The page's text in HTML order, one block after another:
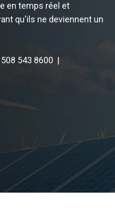
en temps réel et
qu'ils ne deviennent un
543 8600 |